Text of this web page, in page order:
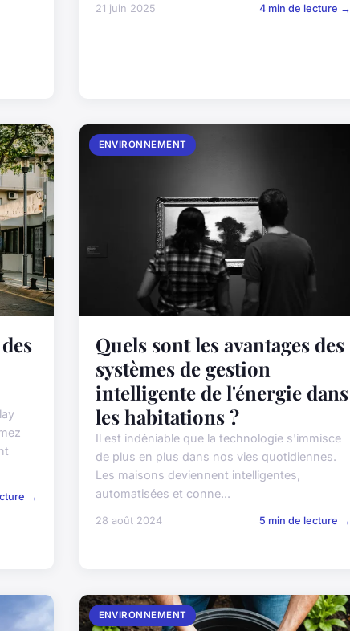
21 juin 2025 4 min de lecture →
→
ENVIRONNEMENT
Quels sont les avantages des
systèmes de gestion
intelligente de l'énergie dans
les habitations ?
Il est indéniable que la technologie s'immisce
de plus en plus dans nos vies quotidiennes.
Les maisons deviennent intelligentes,
automatisées et conne...
28 août 2024 5 min de lecture →
ENVIRONNEMENT